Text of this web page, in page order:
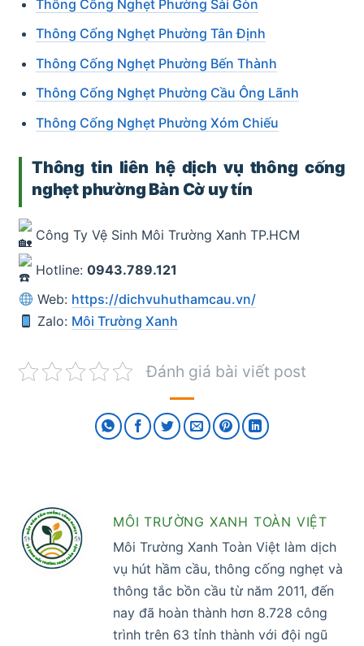
Thông Cống Nghẹt Phường Sài Gòn
Thông Cống Nghẹt Phường Tân Định
Thông Cống Nghẹt Phường Bến Thành
Thông Cống Nghẹt Phường Cầu Ông Lãnh
Thông Cống Nghẹt Phường Xóm Chiếu
Thông tin liên hệ dịch vụ thông cống
nghẹt phường Bàn Cờ uy tín
Công Ty Vệ Sinh Môi Trường Xanh TP.HCM
Hotline: 0943.789.121
Web: https://dichvuhuthamcau.vn/
Zalo: Môi Trường Xanh
Đánh giá bài viết post
MÔI TRƯỜNG XANH TOÀN VIỆT
Môi Trường Xanh Toàn Việt làm dịch
vụ hút hầm cầu, thông cống nghẹt và
thông tắc bồn cầu từ năm 2011, đến
nay đã hoàn thành hơn 8.728 công
trình trên 63 tỉnh thành với đội ngũ